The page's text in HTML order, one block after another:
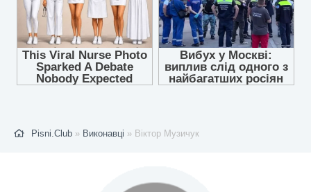
Pisni.Club » Виконавці » Віктор Музичук